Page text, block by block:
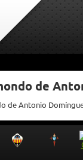
de
de Antonio